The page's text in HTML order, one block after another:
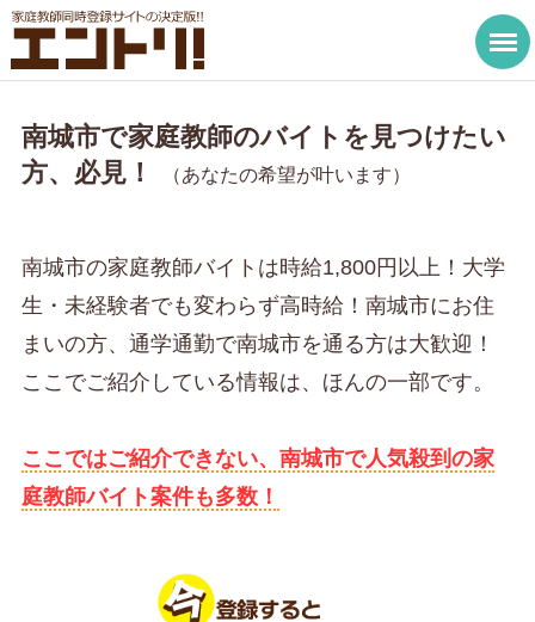
南城市で家庭教師のバイトを見つけたい
方、必見！
（あなたの希望が叶います）
南城市の家庭教師バイトは時給1,800円以上！大学
生・未経験者でも変わらず高時給！南城市にお住
まいの方、通学通勤で南城市を通る方は大歓迎！
ここでご紹介している情報は、ほんの一部です。
ここではご紹介できない、南城市で人気殺到の家
庭教師バイト案件も多数！